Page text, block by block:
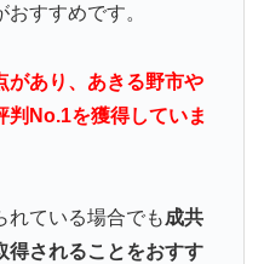
おすすめです。
があり、あきる野市や
判No.1を獲得していま
れている場合でも成共
得されることをおすす